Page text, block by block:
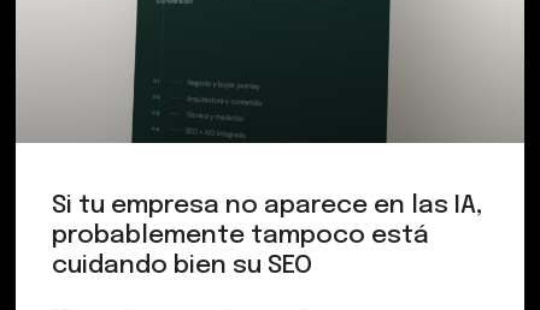
Si tu empresa no aparece en las IA,
probablemente tampoco está
cuidando bien su SEO